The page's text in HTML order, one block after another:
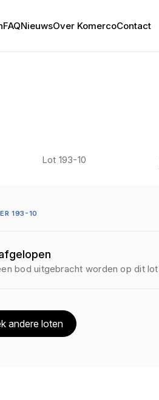
FAQNieuwsOver KomercoContact
Lot 193-10
193-10
bod uitgebracht worden op dit lot
andere loten